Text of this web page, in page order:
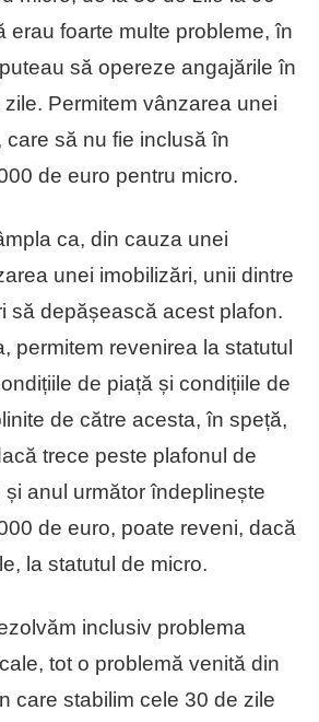
erau foarte multe probleme, în
să opereze angajările în
Permitem vânzarea unei
care să nu fie inclusă în
de euro pentru micro.
ca, din cauza unei
unei imobilizări, unii dintre
să depășească acest plafon.
permitem revenirea la statutul
de piață și condițiile de
de către acesta, în speță,
trece peste plafonul de
anul următor îndeplinește
de euro, poate reveni, dacă
la statutul de micro.
inclusiv problema
tot o problemă venită din
care stabilim cele 30 de zile